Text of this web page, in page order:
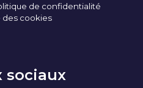
de confidentialité
des cookies
sociaux